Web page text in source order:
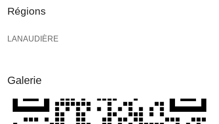
Régions
LANAUDIÈRE